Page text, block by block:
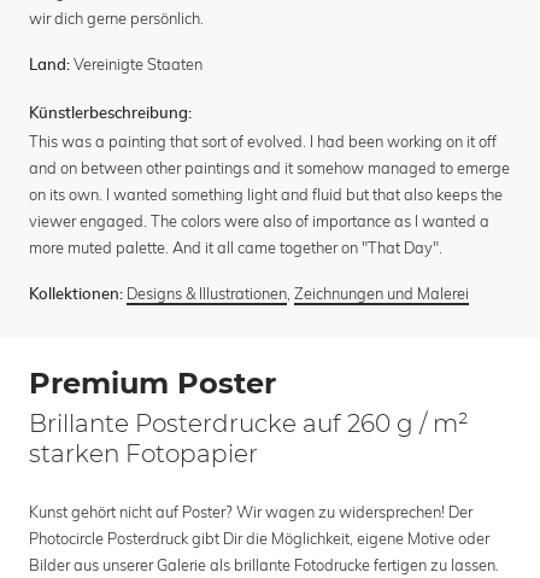
wir dich gerne persönlich.
Land: Vereinigte Staaten
Künstlerbeschreibung:
This was a painting that sort of evolved. I had been working on it off
and on between other paintings and it somehow managed to emerge
on its own. I wanted something light and fluid but that also keeps the
viewer engaged. The colors were also of importance as I wanted a
more muted palette. And it all came together on "That Day".
Kollektionen: Designs & Illustrationen Zeichnungen und Malerei
Premium Poster
Brillante Posterdrucke auf 260 g / m²
starken Fotopapier
Kunst gehört nicht auf Poster? Wir wagen zu widersprechen! Der
Photocircle Posterdruck gibt Dir die Möglichkeit, eigene Motive oder
Bilder aus unserer Galerie als brillante Fotodrucke fertigen zu lassen.